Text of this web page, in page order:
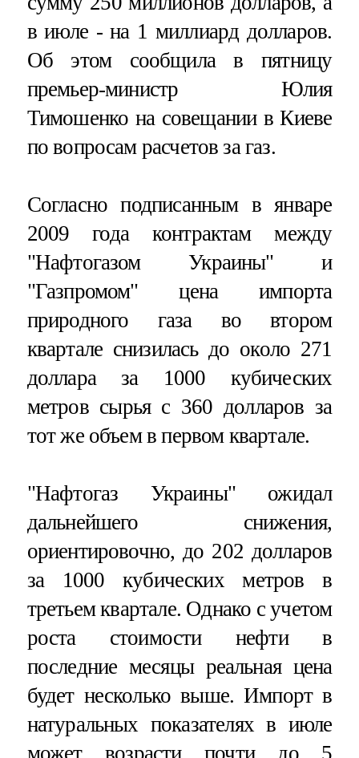
в июле - на 1 миллиард долларов.
Об этом сообщила в пятницу
премьер-министр Юлия
Тимошенко на совещании в Киеве
по вопросам расчетов за газ.
Согласно подписанным в январе
2009 года контрактам между
"Нафтогазом Украины" и
"Газпромом" цена импорта
природного газа во втором
квартале снизилась до около 271
доллара за 1000 кубических
метров сырья с 360 долларов за
тот же объем в первом квартале.
"Нафтогаз Украины" ожидал
дальнейшего снижения,
ориентировочно, до 202 долларов
за 1000 кубических метров в
третьем квартале. Однако с учетом
роста стоимости нефти в
последние месяцы реальная цена
будет несколько выше. Импорт в
натуральных показателях в июле
может возрасти почти до 5